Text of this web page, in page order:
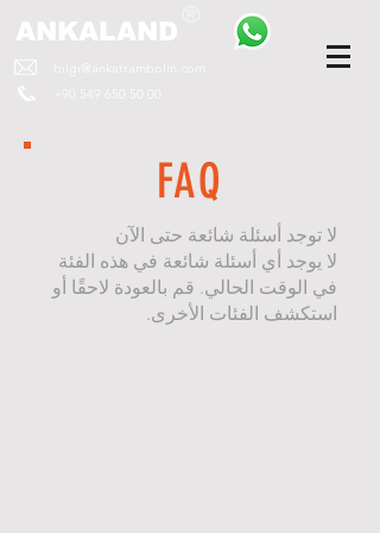
ANKALAND
bilgi@ankatrambolin.com
FAQ
لا توجد أسئلة شائعة حتى الآن
لا يوجد أي أسئلة شائعة في هذه الفئة
في الوقت الحالي. قم بالعودة لاحقًا أو
استكشف الفئات الأخرى.